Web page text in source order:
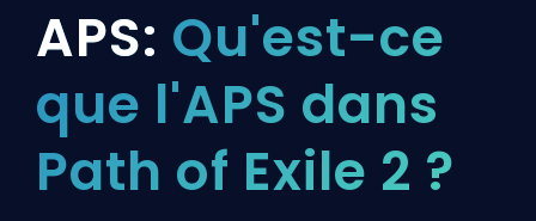
APS: Qu'est-ce
que l'APS dans
Path of Exile 2 ?